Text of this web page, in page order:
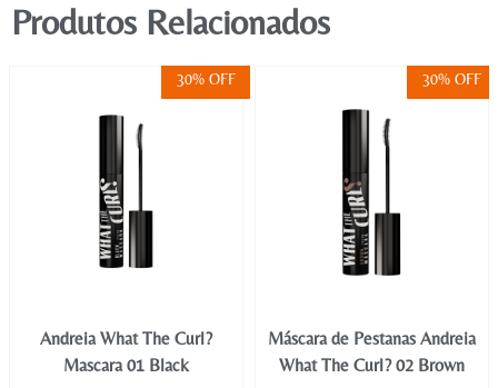
Produtos Relacionados
30% OFF
Andreia What The Curl?
Mascara 01 Black
30% OFF
Máscara de Pestanas Andreia
What The Curl? 02 Brown